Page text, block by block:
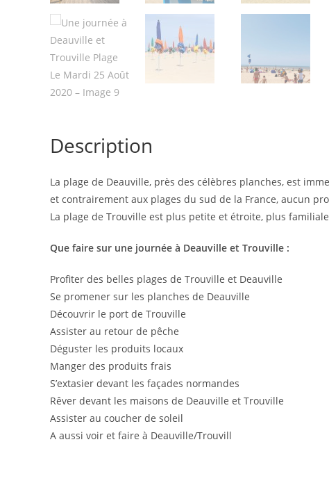
Description
La plage de Deauville, près des célèbres planches, est
et contrairement aux plages du sud de la France, aucun
La plage de Trouville est plus petite et étroite, plus
Que faire sur une journée à Deauville et Trouville :
Profiter des belles plages de Trouville et Deauville
Se promener sur les planches de Deauville
Découvrir le port de Trouville
Assister au retour de pêche
Déguster les produits locaux
Manger des produits frais
S’extasier devant les façades normandes
Rêver devant les maisons de Deauville et Trouville
Assister au coucher de soleil
A aussi voir et faire à Deauville/Trouvill